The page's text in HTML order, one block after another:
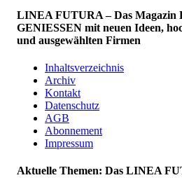
LINEA FUTURA – Das
GENIESSEN mit neuen Ideen,
und ausgewählten Firmen
Inhaltsverzeichnis
Archiv
Kontakt
Datenschutz
AGB
Abonnement
Impressum
Aktuelle Themen: Das LINEA